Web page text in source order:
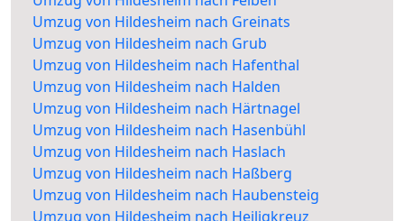
Umzug von Hildesheim nach Greinats
Umzug von Hildesheim nach Grub
Umzug von Hildesheim nach Hafenthal
Umzug von Hildesheim nach Halden
Umzug von Hildesheim nach Härtnagel
Umzug von Hildesheim nach Hasenbühl
Umzug von Hildesheim nach Haslach
Umzug von Hildesheim nach Haßberg
Umzug von Hildesheim nach Haubensteig
Umzug von Hildesheim nach Heiligkreuz